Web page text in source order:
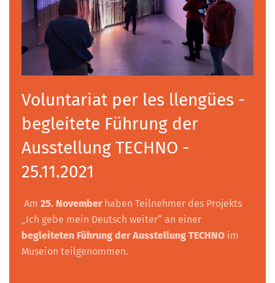
Voluntariat per les llengües -
begleitete Führung der
Ausstellung TECHNO -
25.11.2021
Am 25. Novemberhaben Teilnehmer des Projekts
„Ich gebe mein Deutsch weiter“ an einer
begleiteten Führung der Ausstellung TECHNO im
Museion teilgenommen.